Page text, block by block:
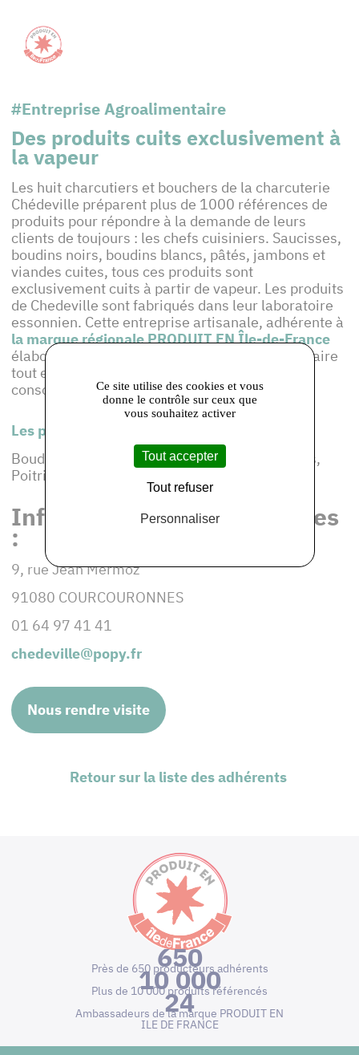
#Entreprise Agroalimentaire
Des produits cuits exclusivement à
la vapeur
Les huit charcutiers et bouchers de la charcuterie
Chédeville préparent plus de 1000 références de
produits pour répondre à la demande de leurs
clients de toujours : les chefs cuisiniers. Saucisses,
boudins noirs, boudins blancs, pâtés, jambons et
viandes cuites, tous ces produits sont
exclusivement cuits à partir de vapeur. Les produits
de Chedeville sont fabriqués dans leur laboratoire
essonnien. Cette entreprise artisanale, adhérente à
la marque régionale PRODUIT EN Île-de-France
élabore ses produits en alliant qualité, savoir-faire
tout en correspondant aux goûts des
consommateurs.
Les produits de cet adhérent :
Boudins noirs, Boudins blancs, Jambons, Pâtés,
Poitrines fumées, Saucisses, Viandes Cuites
Informations et coordonnées
:
9, rue Jean Mermoz
91080 COURCOURONNES
01 64 97 41 41
chedeville@popy.fr
Nous rendre visite
Retour sur la liste des adhérents
650
Près de 650 producteurs adhérents
10 000
Plus de 10 000 produits référencés
24
Ambassadeurs de la marque PRODUIT EN
ILE DE FRANCE
Ce site utilise des cookies et vous
donne le contrôle sur ceux que
vous souhaitez activer
Tout accepter
Tout refuser
Personnaliser